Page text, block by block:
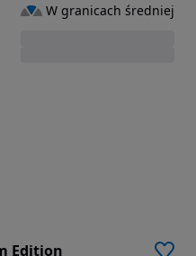
Edition
W granicach średniej